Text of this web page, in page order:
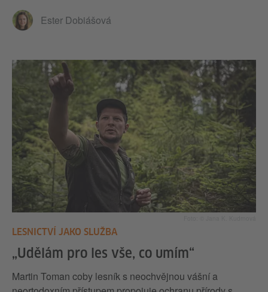
Ester Dobiášová
LESNICTVÍ JAKO SLUŽBA
„Udělám pro les vše, co umím“
Martin Toman coby lesník s neochvějnou vášní a